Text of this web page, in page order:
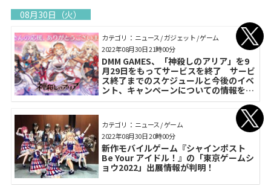
08月30日（火）
カテゴリ： ニュース / ガジェット / ゲーム
DMM GAMES、「神殺しのアリア」を9
月29日をもってサービスを終了 サービ
ス終了までのスケジュールと今後のイベ
ント、キャンペーンについての情報を公
開
2022年08月30日 21時00分
カテゴリ： ニュース / ゲーム
新作モバイルゲーム『シャインポスト
Be Your アイドル！』の「東京ゲームシ
ョウ2022」出展情報が判明！
2022年08月30日 20時00分